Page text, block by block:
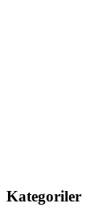
Kategoriler